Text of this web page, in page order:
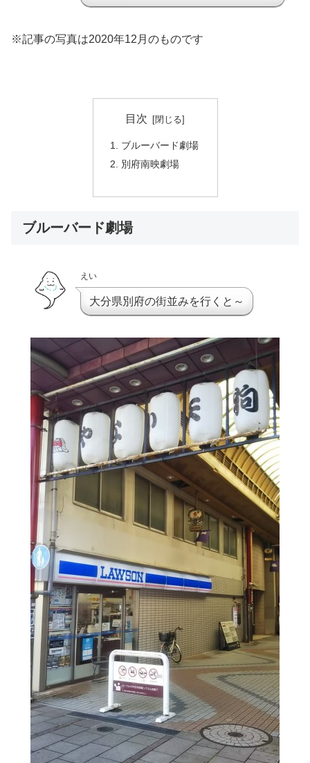
※記事の写真は2020年12月のものです
目次
ブルーバード劇場
別府南映劇場
ブルーバード劇場
えい
大分県別府の街並みを行くと～